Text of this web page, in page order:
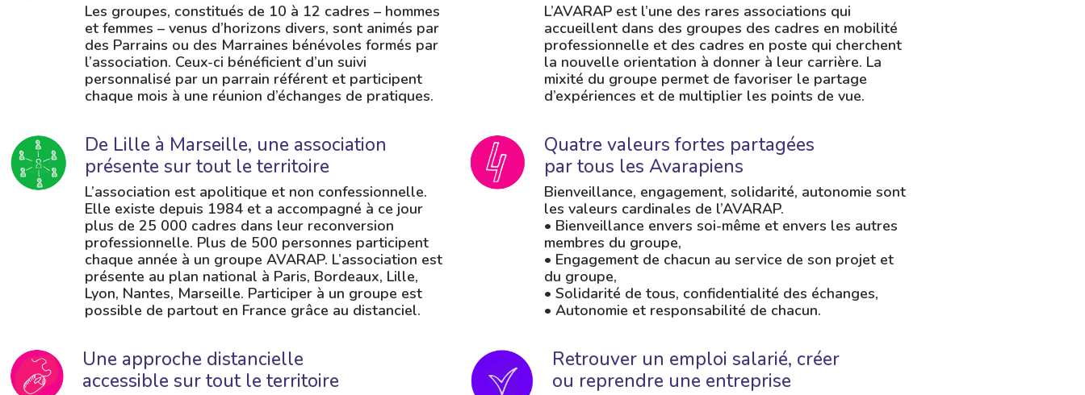
Les groupes, constitués de 10 à 12 cadres – hommes
et femmes – venus d’horizons divers, sont animés par
des Parrains ou des Marraines bénévoles formés par
l’association. Ceux-ci bénéficient d’un suivi
personnalisé par un parrain référent et participent
chaque mois à une réunion d’échanges de pratiques.
L’AVARAP est l’une des rares associations qui
accueillent dans des groupes des cadres en mobilité
professionnelle et des cadres en poste qui cherchent
la nouvelle orientation à donner à leur carrière. La
mixité du groupe permet de favoriser le partage
d’expériences et de multiplier les points de vue.
De Lille à Marseille, une association
présente sur tout le territoire
L’association est apolitique et non confessionnelle.
Elle existe depuis 1984 et a accompagné à ce jour
plus de 25 000 cadres dans leur reconversion
professionnelle. Plus de 500 personnes participent
chaque année à un groupe AVARAP. L’association est
présente au plan national à Paris, Bordeaux, Lille,
Lyon, Nantes, Marseille. Participer à un groupe est
possible de partout en France grâce au distanciel.
Quatre valeurs fortes partagées
par tous les Avarapiens
Bienveillance, engagement, solidarité, autonomie sont
les valeurs cardinales de l’AVARAP.
• Bienveillance envers soi-même et envers les autres
membres du groupe,
• Engagement de chacun au service de son projet et
du groupe,
• Solidarité de tous, confidentialité des échanges,
• Autonomie et responsabilité de chacun.
Une approche distancielle
accessible sur tout le territoire
Retrouver un emploi salarié, créer
ou reprendre une entreprise